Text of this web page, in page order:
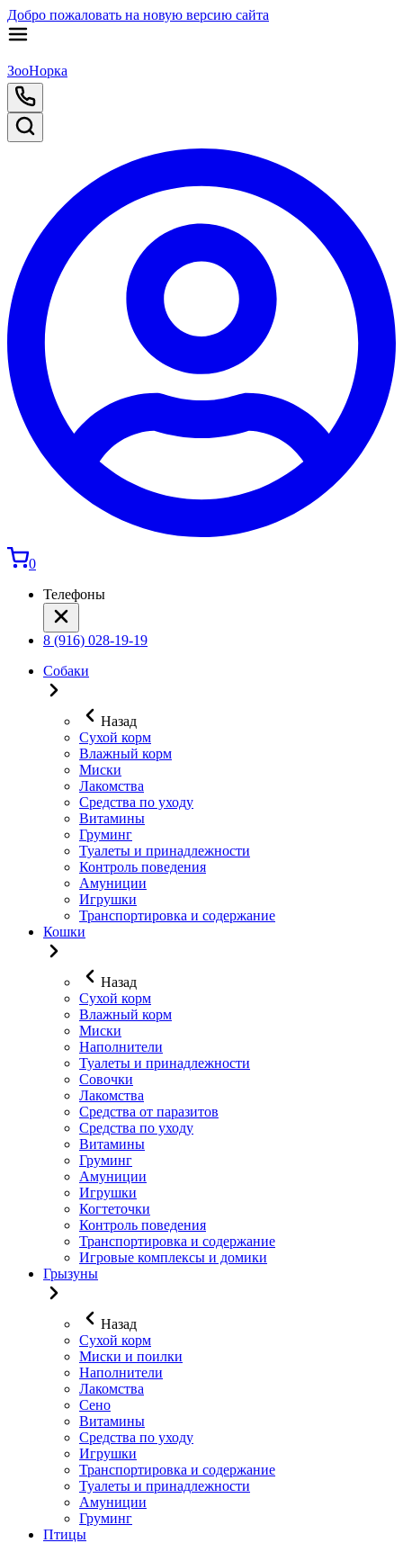
Добро пожаловать на новую версию сайта
ЗооНорка
0
Телефоны
8 (916) 028-19-19
Собаки
Назад
Сухой корм
Влажный корм
Миски
Лакомства
Средства по уходу
Витамины
Груминг
Туалеты и принадлежности
Контроль поведения
Амуниции
Игрушки
Транспортировка и содержание
Кошки
Назад
Сухой корм
Влажный корм
Миски
Наполнители
Туалеты и принадлежности
Совочки
Лакомства
Средства от паразитов
Средства по уходу
Витамины
Груминг
Амуниции
Игрушки
Когтеточки
Контроль поведения
Транспортировка и содержание
Игровые комплексы и домики
Грызуны
Назад
Сухой корм
Миски и поилки
Наполнители
Лакомства
Сено
Витамины
Средства по уходу
Игрушки
Транспортировка и содержание
Туалеты и принадлежности
Амуниции
Груминг
Птицы